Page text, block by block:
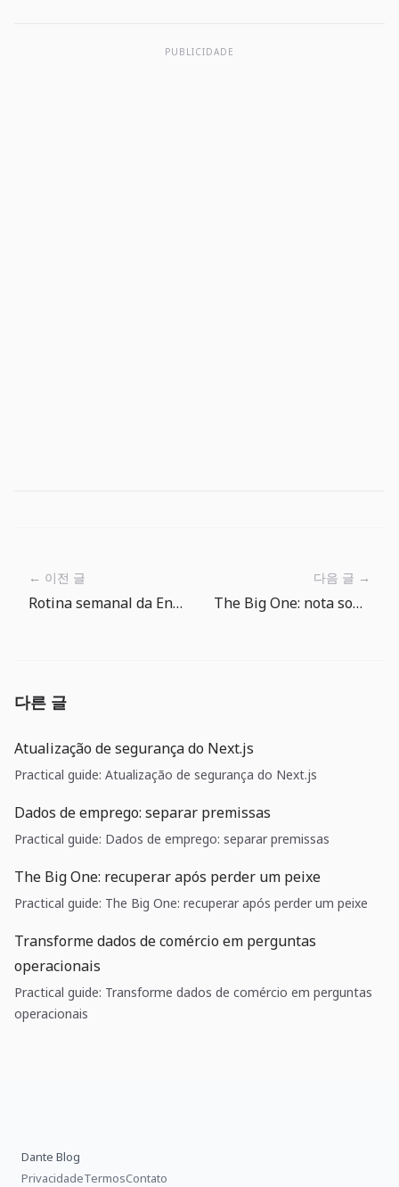
PUBLICIDADE
← 이전 글
Rotina semanal da Enciclopédia de Peixes em The Big One
다음 글 →
The Big One: nota sobre screenshots localizados da loja
다른 글
Atualização de segurança do Next.js
Practical guide: Atualização de segurança do Next.js
Dados de emprego: separar premissas
Practical guide: Dados de emprego: separar premissas
The Big One: recuperar após perder um peixe
Practical guide: The Big One: recuperar após perder um peixe
Transforme dados de comércio em perguntas
operacionais
Practical guide: Transforme dados de comércio em perguntas
operacionais
Dante Blog
PrivacidadeTermosContato